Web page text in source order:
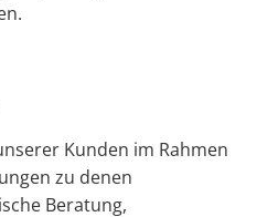
Kunden im Rahmen
zu denen
Beratung,